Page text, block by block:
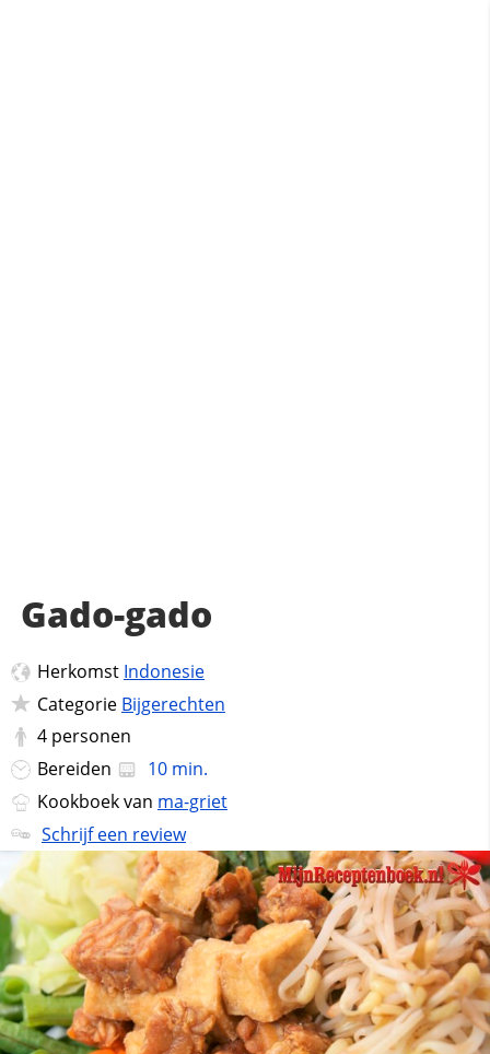
Gado-gado
Herkomst Indonesie
Categorie Bijgerechten
4 personen
Bereiden
10 min.
Kookboek van ma-griet
Schrijf een review